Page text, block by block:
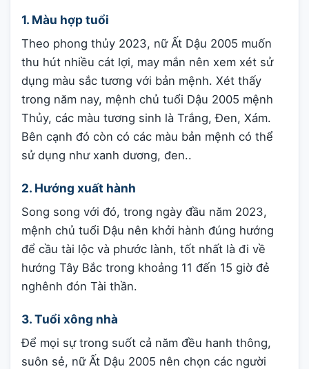
1. Màu hợp tuổi
Theo phong thủy 2023, nữ Ất Dậu 2005 muốn
thu hút nhiều cát lợi, may mắn nên xem xét sử
dụng màu sắc tương với bản mệnh. Xét thấy
trong năm nay, mệnh chủ tuổi Dậu 2005 mệnh
Thủy, các màu tương sinh là Trắng, Đen, Xám.
Bên cạnh đó còn có các màu bản mệnh có thể
sử dụng như xanh dương, đen..
2. Hướng xuất hành
Song song với đó, trong ngày đầu năm 2023,
mệnh chủ tuổi Dậu nên khởi hành đúng hướng
để cầu tài lộc và phước lành, tốt nhất là đi về
hướng Tây Bắc trong khoảng 11 đến 15 giờ đẻ
nghênh đón Tài thần.
3. Tuổi xông nhà
Để mọi sự trong suốt cả năm đều hanh thông,
suôn sẻ, nữ Ất Dậu 2005 nên chọn các người